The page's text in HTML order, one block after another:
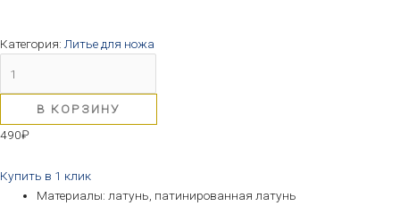
Категория: Литье для ножа
В КОРЗИНУ
490₽
Купить в 1 клик
Материалы: латунь, патинированная латунь